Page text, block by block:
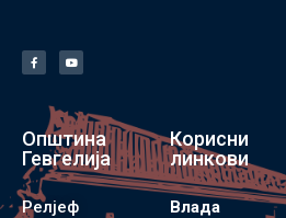
Општина
Гевгелија
Релјеф
Корисни
линкови
Влада